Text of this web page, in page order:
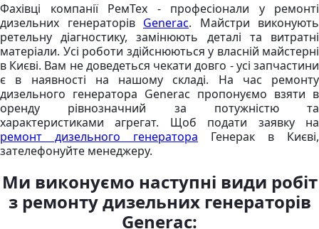
Фахівці компанії РемТех - професіонали у ремонті
дизельних генераторів Generac. Майстри виконують
ретельну діагностику, замінюють деталі та витратні
матеріали. Усі роботи здійснюються у власній майстерні
в Києві. Вам не доведеться чекати довго - усі запчастини
є в наявності на нашому складі. На час ремонту
дизельного генератора Generac пропонуємо взяти в
оренду рівнозначний за потужністю та
характеристиками агрегат. Щоб подати заявку на
ремонт дизельного генератора Генерак в Києві,
зателефонуйте менеджеру.
Ми виконуємо наступні види робіт
з ремонту дизельних генераторів
Generac: